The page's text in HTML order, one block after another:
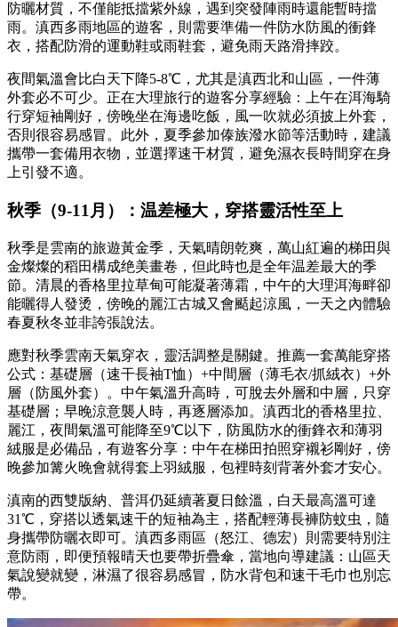
防曬材質，不僅能抵擋紫外線，遇到突發陣雨時還能暫時擋
雨。滇西多雨地區的遊客，則需要準備一件防水防風的衝鋒
衣，搭配防滑的運動鞋或雨鞋套，避免雨天路滑摔跤。
夜間氣溫會比白天下降5-8℃，尤其是滇西北和山區，一件薄
外套必不可少。正在大理旅行的遊客分享經驗：上午在洱海騎
行穿短袖剛好，傍晚坐在海邊吃飯，風一吹就必須披上外套，
否則很容易感冒。此外，夏季參加傣族潑水節等活動時，建議
攜帶一套備用衣物，並選擇速干材質，避免濕衣長時間穿在身
上引發不適。
秋季（9-11月）：温差極大，穿搭靈活性至上
秋季是雲南的旅遊黃金季，天氣晴朗乾爽，萬山紅遍的梯田與
金燦燦的稻田構成绝美畫卷，但此時也是全年温差最大的季
節。清晨的香格里拉草甸可能凝著薄霜，中午的大理洱海畔卻
能曬得人發烫，傍晚的麗江古城又會颳起涼風，一天之內體驗
春夏秋冬並非誇張說法。
應對秋季雲南天氣穿衣，靈活調整是關鍵。推薦一套萬能穿搭
公式：基礎層（速干長袖T恤）+中間層（薄毛衣/抓絨衣）+外
層（防風外套）。中午氣溫升高時，可脫去外層和中層，只穿
基礎層；早晚涼意襲人時，再逐層添加。滇西北的香格里拉、
麗江，夜間氣溫可能降至9℃以下，防風防水的衝鋒衣和薄羽
絨服是必備品，有遊客分享：中午在梯田拍照穿襯衫剛好，傍
晚參加篝火晚會就得套上羽絨服，包裡時刻背著外套才安心。
滇南的西雙版納、普洱仍延續著夏日餘溫，白天最高溫可達
31℃，穿搭以透氣速干的短袖為主，搭配輕薄長褲防蚊虫，隨
身攜帶防曬衣即可。滇西多雨區（怒江、德宏）則需要特別注
意防雨，即便預報晴天也要帶折疊傘，當地向導建議：山區天
氣說變就變，淋濕了很容易感冒，防水背包和速干毛巾也別忘
帶。